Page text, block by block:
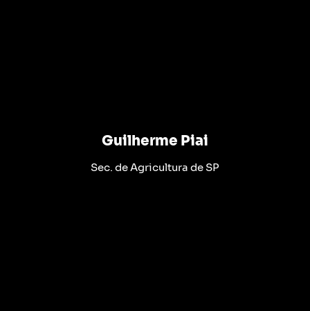
Guilherme Piai
Sec. de Agricultura de SP